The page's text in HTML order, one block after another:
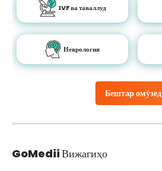
Бештар омӯзед
IVF ва таваллуд
Неврология
GoMediiВижагиҳо